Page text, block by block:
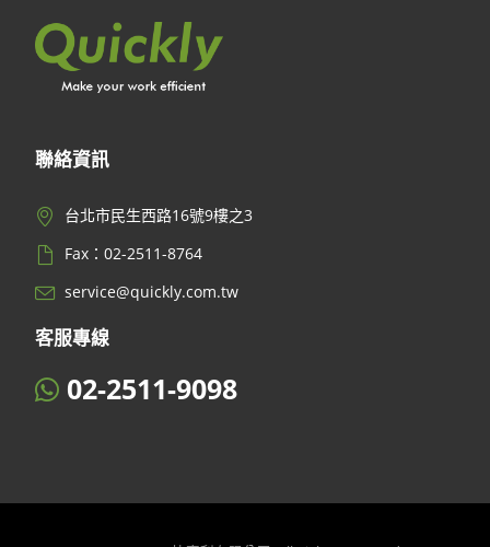
聯絡資訊
台北市民生西路16號9樓之3
Fax：02-2511-8764
service@quickly.com.tw
客服專線
02-2511-9098